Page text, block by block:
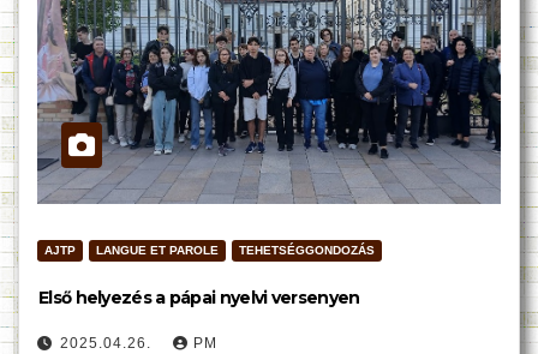
AJTP LANGUE ET PAROLE TEHETSÉGGONDOZÁS
Első helyezés a pápai nyelvi versenyen
2025.04.26. PM